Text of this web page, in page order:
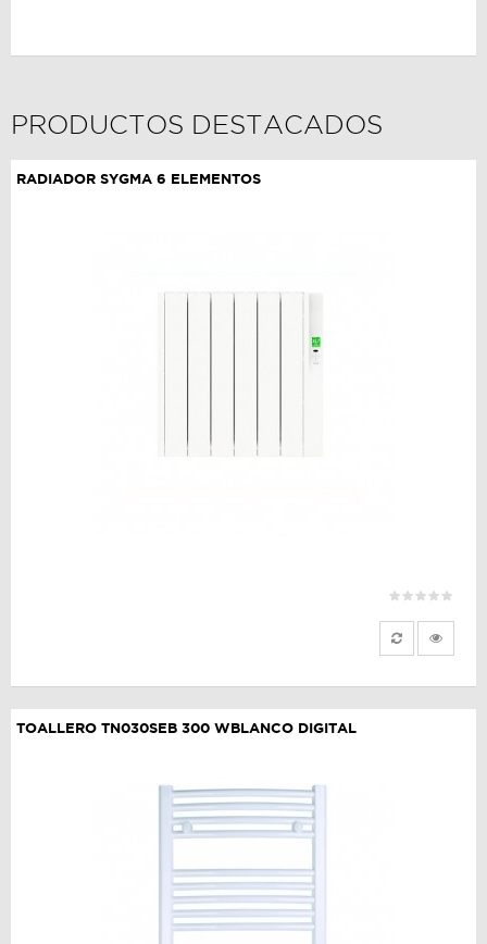
PRODUCTOS DESTACADOS
RADIADOR SYGMA 6 ELEMENTOS
TOALLERO TN030SEB 300 WBLANCO DIGITAL